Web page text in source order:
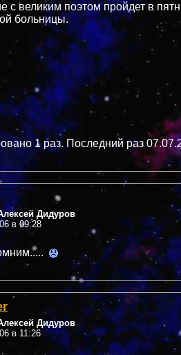
с великим поэтом пройдет в
больницы.
1 раз. Последний раз
Дидуров
в 09:28
Дидуров
в 11:26